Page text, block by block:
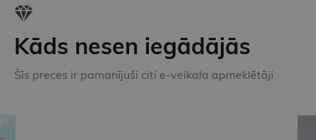
Kāds nesen iegādājās
Šīs preces ir pamanījuši citi e-veikala apmeklētāji